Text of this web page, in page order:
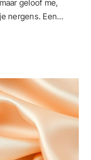
geloof me,
nergens. Een…